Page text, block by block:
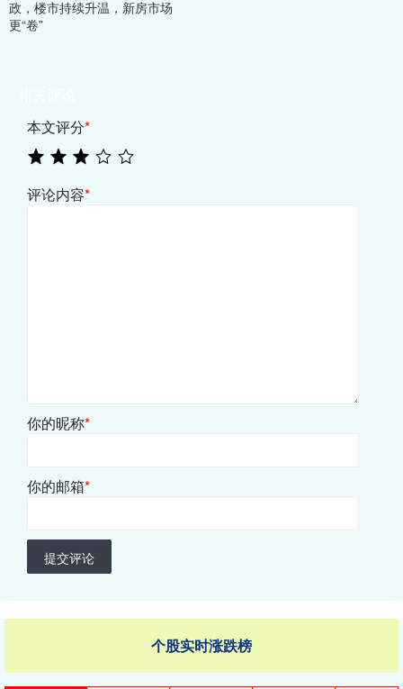
政，楼市持续升温，新房市场
更“卷”
本文评分*
评论内容*
你的昵称*
你的邮箱*
提交评论
个股实时涨跌榜